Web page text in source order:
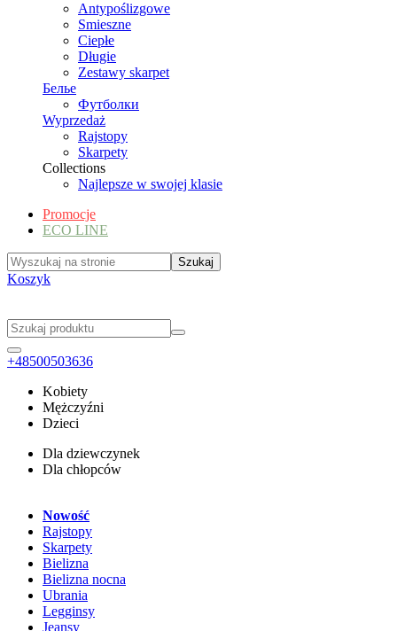
Antypoślizgowe
Smieszne
Ciepłe
Długie
Zestawy skarpet
Белье
Футболки
Wyprzedaż
Rajstopy
Skarpety
Collections
Najlepsze w swojej klasie
Promocje
ECO LINE
Koszyk
+48500503636
Kobiety
Mężczyźni
Dzieci
Dla dziewczynek
Dla chłopców
Nowość
Rajstopy
Skarpety
Bielizna
Bielizna nocna
Ubrania
Legginsy
Jeansy